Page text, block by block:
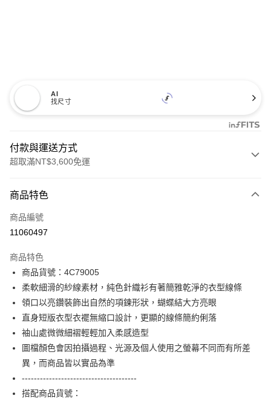
AI
找尺寸
付款與運送方式
超取滿NT$3,600免運
信用卡一次付款
信用卡分期付款
合作金庫商業銀行
華南商業銀行
上海商業儲蓄銀行
台北富邦商業銀行
國泰世華商業銀行
兆豐國際商業銀行
臺灣中小企業銀行
台中商業銀行
匯豐（台灣）商業銀行
華泰商業銀行
聯邦商業銀行
元大商業銀行
永豐商業銀行
玉山商業銀行
台新國際商業銀行
台灣樂天信用卡公司
LINE Pay
Apple Pay
街口支付
AFTEE先享後付
相關說明
【關於「AFTEE先享後付」】
１．簡單：不需註冊會員、不需綁卡、不需儲值。
商品特色
商品編號
11060497
商品特色
商品貨號：4C79005
柔軟細滑的紗線素材，純色針織衫有著簡雅乾淨的衣型線條
領口以亮鑽裝飾出自然的項鍊形狀，蝴蝶結大方亮眼
直身短版衣型衣襬無縮口設計，更顯的線條簡約俐落
袖山處微微細褶輕輕加入柔感造型
圖檔顏色會因拍攝過程、光源及個人使用之螢幕不同而有所差
異，而商品皆以實品為準
--------------------------------------
搭配商品貨號：